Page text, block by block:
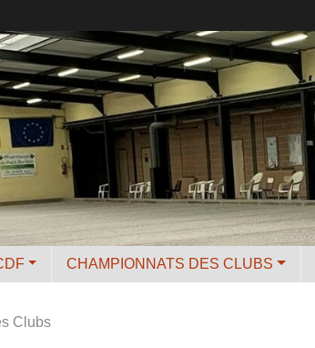
CHAMPIONNATS DES CLUBS
Clubs